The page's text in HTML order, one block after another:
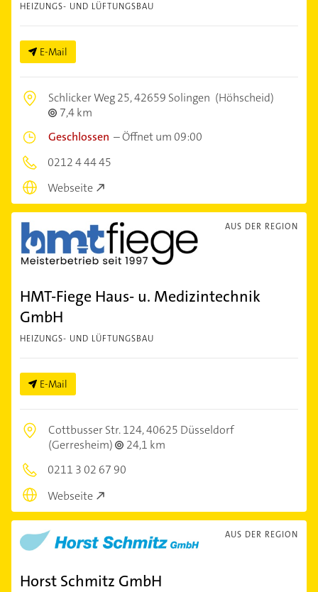
HEIZUNGS- UND LÜFTUNGSBAU
E-Mail
Schlicker Weg 25,42659 Solingen (Höhscheid)
7,4 km
Geschlossen –Öffnet um 09:00
0212 4 44 45
Webseite
AUS DER REGION
HMT-Fiege Haus- u. Medizintechnik
GmbH
HEIZUNGS- UND LÜFTUNGSBAU
E-Mail
Cottbusser Str. 124,40625 Düsseldorf
(Gerresheim)
24,1 km
0211 3 02 67 90
Webseite
AUS DER REGION
Horst Schmitz GmbH